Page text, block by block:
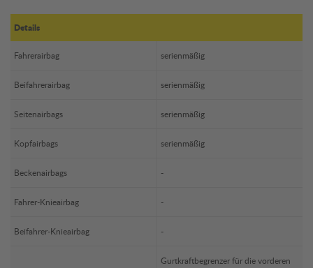
Details
Fahrerairbag serienmäßig
Beifahrerairbag serienmäßig
Seitenairbags serienmäßig
Kopfairbags serienmäßig
Beckenairbags -
Fahrer-Knieairbag -
Beifahrer-Knieairbag -
Gurtkraftbegrenzer für die vorderen